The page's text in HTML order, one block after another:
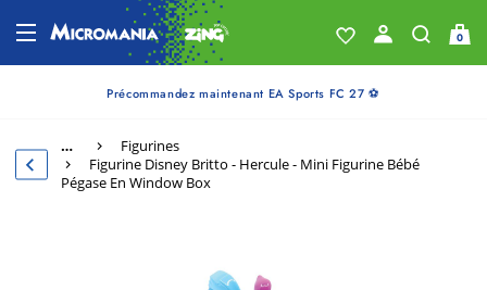
0
Précommandez maintenant EA Sports FC 27 ⚽
…
Figurines
Figurine Disney Britto - Hercule - Mini Figurine Bébé
Pégase En Window Box